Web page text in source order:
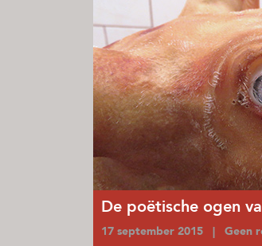
De poëtische ogen
17 september 2015 | Geen